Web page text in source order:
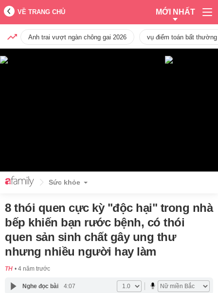
VỀ TRANG CHỦ MỚI NHẤT
Anh trai vượt ngàn chông gai 2026 vụ điểm toán bất
Sức khỏe
8 thói quen cực kỳ "độc hại" trong nhà
bếp khiến bạn rước bệnh, có thói
quen sản sinh chất gây ung thư
nhưng nhiều người hay làm
TH 4 năm trước
Nghe đọc bài 4:07